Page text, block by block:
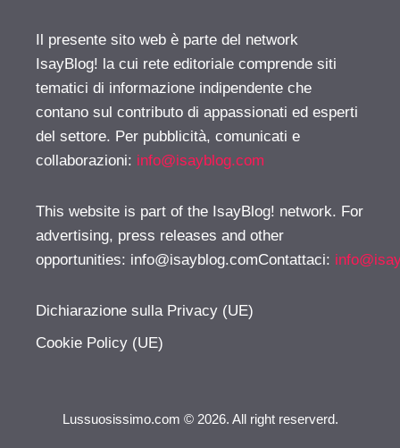
Il presente sito web è parte del network
IsayBlog! la cui rete editoriale comprende siti
tematici di informazione indipendente che
contano sul contributo di appassionati ed esperti
del settore. Per pubblicità, comunicati e
collaborazioni: info@isayblog.com
This website is part of the IsayBlog! network. For
advertising, press releases and other
opportunities: info@isayblog.comContattaci:
Dichiarazione sulla Privacy (UE)
Cookie Policy (UE)
Lussuosissimo.com © 2026. All right reserverd.